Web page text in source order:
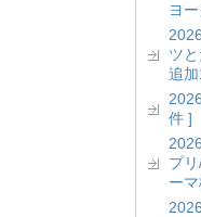
ヨ
ツ
追
件 ]
プ
ー